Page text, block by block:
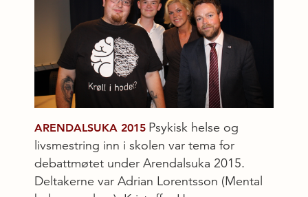
ARENDALSUKA 2015 Psykisk helse og
livsmestring inn i skolen var tema for
debattmøtet under Arendalsuka 2015.
Deltakerne var Adrian Lorentsson (Mental